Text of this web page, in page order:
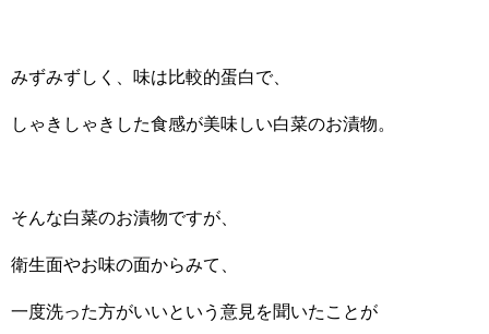
みずみずしく、味は比較的蛋白で、
しゃきしゃきした食感が美味しい白菜のお漬物。
そんな白菜のお漬物ですが、
衛生面やお味の面からみて、
一度洗った方がいいという意見を聞いたことが